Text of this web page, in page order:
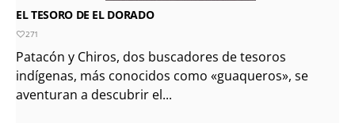
EL TESORO DE EL DORADO
271
Patacón y Chiros, dos buscadores de tesoros
indígenas, más conocidos como «guaqueros», se
aventuran a descubrir el...